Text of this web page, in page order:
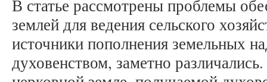
В статье рассмотрены проблемы
землей для ведения сельского
источники пополнения земельных
духовенством, заметно